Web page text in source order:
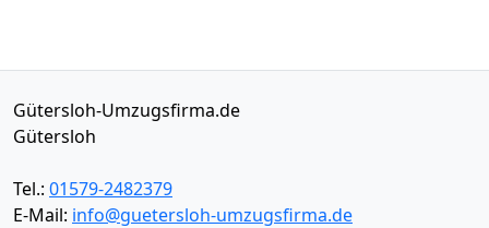
Gütersloh-Umzugsfirma.de
Gütersloh
Tel.: 01579-2482379
E-Mail: info@guetersloh-umzugsfirma.de